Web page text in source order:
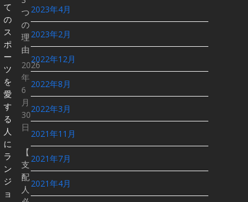
2023年4月
2023年2月
2022年12月
2022年8月
2022年3月
2021年11月
2021年7月
2021年4月
て
の
ス
ポ
ー
ツ
を
愛
す
る
人
に
ラ
ン
ジ
ョ
つ
の
理
由
2026
年
6
月
30
日
【
支
配
人